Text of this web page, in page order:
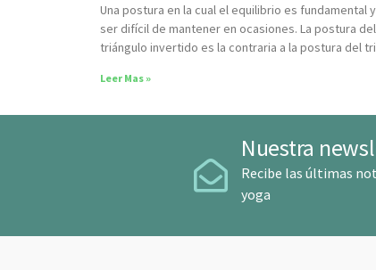
Una postura en la cual el equilibrio es fundamental
ser difícil de mantener en ocasiones. La postura del
triángulo invertido es la contraria a la postura del
Leer Mas »
Nuestra
Recibe las últimas
yoga